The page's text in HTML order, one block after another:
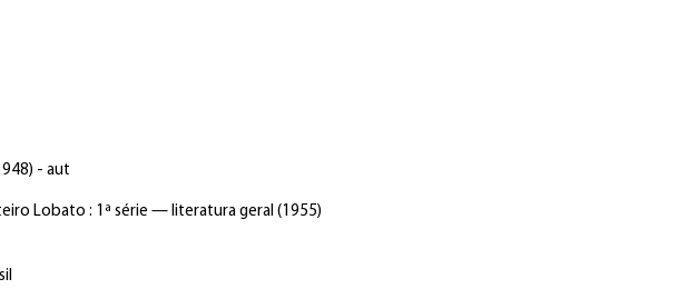
- aut
Lobato : 1ª série — literatura geral (1955)